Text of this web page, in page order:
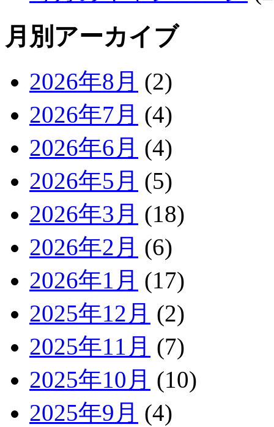
月別アーカイブ
2026年8月 (2)
2026年7月 (4)
2026年6月 (4)
2026年5月 (5)
2026年3月 (18)
2026年2月 (6)
2026年1月 (17)
2025年12月 (2)
2025年11月 (7)
2025年10月 (10)
2025年9月 (4)